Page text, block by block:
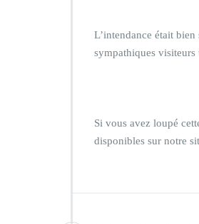
L’intendance était
sympathiques
Si vous avez loupé
disponibles sur notre